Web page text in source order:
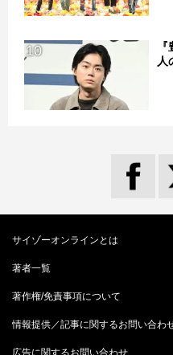
10
人
サイゾーオンラインとは
著者一覧
著作権/免責事項について
情報提供／記事に関するお問い合わ
広告に関するお問い合わせ